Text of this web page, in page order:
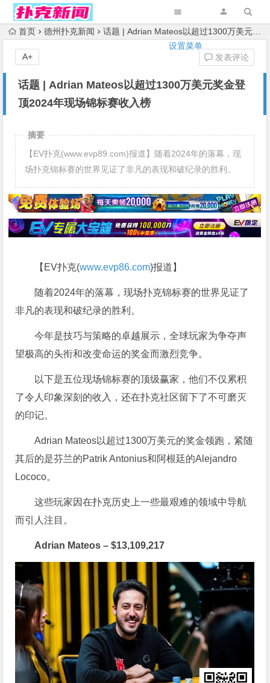
设置菜单
首页 德州扑克新闻 话题 | Adrian Mateos以超过1300万美元奖金登顶2024年现场锦标赛收入榜
话题 | Adrian Mateos以超过1300万美元奖金登
顶2024年现场锦标赛收入榜
发表评论
A+
摘要
【EV扑克(www.evp89.com)报道】随着2024年的落幕，现
场扑克锦标赛的世界见证了非凡的表现和破纪录的胜利。
【EV扑克(www.evp86.com)报道】
随着2024年的落幕，现场扑克锦标赛的世界见证了
非凡的表现和破纪录的胜利。
今年是技巧与策略的卓越展示，全球玩家为争夺声
望极高的头衔和改变命运的奖金而激烈竞争。
以下是五位现场锦标赛的顶级赢家，他们不仅累积
了令人印象深刻的收入，还在扑克社区留下了不可磨灭
的印记。
Adrian Mateos以超过1300万美元的奖金领跑，紧随
其后的是芬兰的Patrik Antonius和阿根廷的Alejandro
Lococo。
这些玩家因在扑克历史上一些最艰难的领域中导航
而引人注目。
Adrian Mateos – $13,109,217